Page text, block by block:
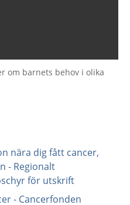
om barnets behov i olika
nära dig fått cancer,
- Regionalt
för utskrift
- Cancerfonden